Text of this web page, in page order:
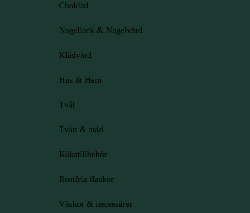
Choklad
Nagellack & Nagelvård
Klädvård
Hus & Hem
Tvål
Tvätt & städ
Kökstillbehör
Rostfria flaskor
Väskor & necessärer